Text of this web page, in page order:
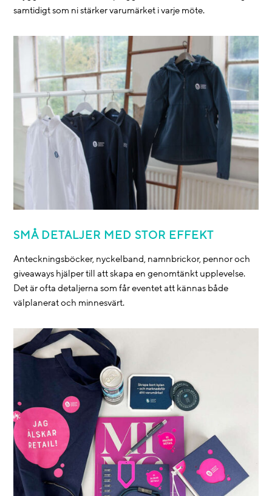
samtidigt som ni stärker varumärket i varje möte.
SMÅ DETALJER MED STOR EFFEKT
Anteckningsböcker, nyckelband, namnbrickor, pennor och
giveaways hjälper till att skapa en genomtänkt upplevelse.
Det är ofta detaljerna som får eventet att kännas både
välplanerat och minnesvärt.